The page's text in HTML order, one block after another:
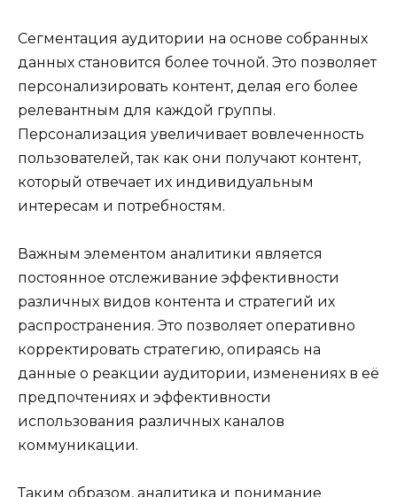
Сегментация аудитории на основе собранных
данных становится более точной. Это позволяет
персонализировать контент, делая его более
релевантным для каждой группы.
Персонализация увеличивает вовлеченность
пользователей, так как они получают контент,
который отвечает их индивидуальным
интересам и потребностям.
Важным элементом аналитики является
постоянное отслеживание эффективности
различных видов контента и стратегий их
распространения. Это позволяет оперативно
корректировать стратегию, опираясь на
данные о реакции аудитории, изменениях в её
предпочтениях и эффективности
использования различных каналов
коммуникации.
Таким образом, аналитика и понимание